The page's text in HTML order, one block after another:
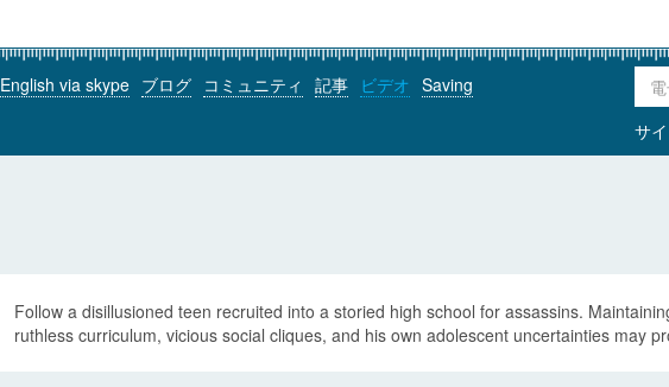
English via skype ブログ コミュニティ 記事 ビデオ Saving
サ
Follow a disillusioned teen recruited into a storied high school for assassins.
ruthless curriculum, vicious social cliques, and his own adolescent uncertainties may